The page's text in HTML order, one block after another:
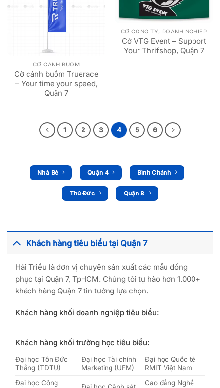
CỜ CÁNH BUỒM
Cờ cánh buồm Truerace
– Your time your speed,
Quận 7
CỜ CÔNG TY, DOANH NGHIỆP
Cờ VTG Event – Support
Your Thrifshop, Quận 7
1 2 3 4 5 6
Nhà Bè Quận 4 Bình Chánh
Thủ Đức Quận 8
Khách hàng tiêu biểu tại Quận 7
Hải Triều là đơn vị chuyên sản xuất các mẫu đồng
phục tại Quận 7, TpHCM. Chúng tôi tự hào hơn 1.000+
khách hàng Quận 7 tin tưởng lựa chọn.
Khách hàng khối doanh nghiệp tiêu biểu:
Khách hàng khối trường học tiêu biểu:
Đại học Tôn Đức
Thắng (TDTU)
Đại học Tài chính
Marketing (UFM)
Đại học Quốc tế
RMIT Việt Nam
Đại học Công
Cao đẳng Nghề